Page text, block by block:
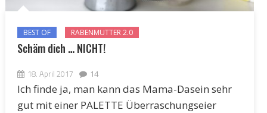
BEST OF RABENMUTTER 2.0
Schäm dich … NICHT!
18. April 2017 14
Ich finde ja, man kann das Mama-Dasein sehr
gut mit einer PALETTE Überraschungseier